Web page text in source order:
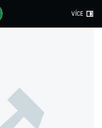
VÍCE